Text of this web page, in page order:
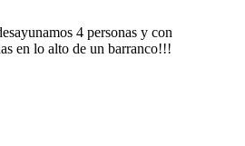
4 personas y con
en lo alto de un barranco!!!